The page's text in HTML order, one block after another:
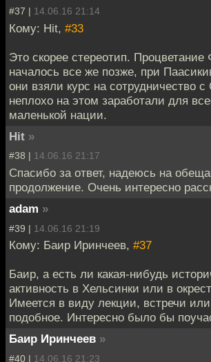
#37 | 14.06.16 21:14
Кому: Hit, #33
Это скорее стереотип.
началось все же позже, при
они взяли курс на сотрудничество
неплохо на этом заработали для
маленькой нации.
Hit »
#38 | 14.06.16 21:17
Спасибо за ответ, надеюсь на
продолжение. Очень интересно
adam »
#39 | 14.06.16 21:19
Кому: Баир Иринчеев, #37
Баир, а есть ли какая-нибудь
активность в Хельсинки или в
Имеется в виду лекции, встречи
подобное. Интересно было бы
Баир Иринчеев »
#40 | 14.06.16 21:23